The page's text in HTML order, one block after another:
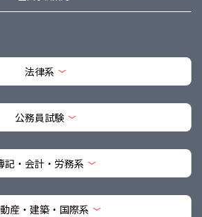
法律系
公務員試験
記・会計・労務系
産・建築・国際系